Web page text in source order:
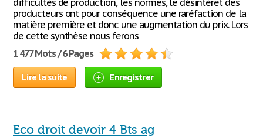
difficultés de production, les normes, le désintérêt des
producteurs ont pour conséquence une raréfaction de la
matière première et donc une augmentation du prix. Lors
de cette synthèse nous ferons
1 477 Mots / 6 Pages
Lire la suite Enregistrer
Eco droit devoir 4 Bts ag